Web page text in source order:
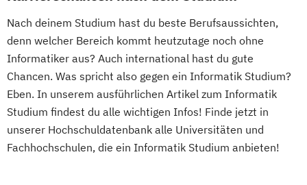
Wirtschafts­ingenieur­wesen Informatik
Wirtschafts­ingenieur­wesen
Kunststofftechnik
Wirtschafts­ingenieur­wesen Künstliche
Intelligenz
Wirtschafts­ingenieur­wesen Lebensmittel
Hotelmanager*in
Human Resource Manager*in
IT-Manager*in Informatik kompakt
Innovationsmanagement kompakt
Konfliktmanagement und Mediation
Lerncoach*in
Wirtschaftsinformatik
Ökotoxikologie & Umweltmanagement
Nach deinem Studium hast du beste Berufsaussichten,
denn welcher Bereich kommt heutzutage noch ohne
Informatiker aus? Auch international hast du gute
Chancen. Was spricht also gegen ein Informatik Studium?
Eben. In unserem ausführlichen Artikel zum Informatik
Studium findest du alle wichtigen Infos! Finde jetzt in
unserer Hochschuldatenbank alle Universitäten und
Fachhochschulen, die ein Informatik Studium anbieten!